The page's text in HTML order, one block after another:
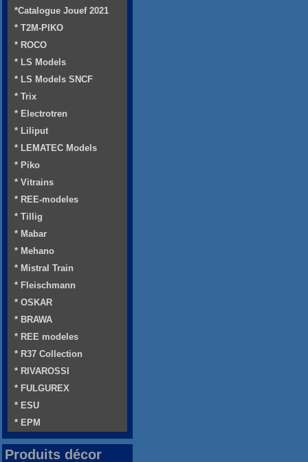
*Catalogue Jouef 2021
* T2M-PIKO
* ROCO
* LS Models
* LS Models SNCF
* Trix
* Electrotren
* Liliput
* LEMATEC Models
* Piko
* Vitrains
* REE-modeles
* Tillig
* Mabar
* Mehano
* Mistral Train
* Fleischmann
* OSKAR
* BRAWA
* REE modeles
* R37 Collection
* RIVAROSSI
* FULGUREX
* ESU
* EPM
Produits décor